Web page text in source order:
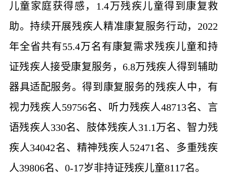
儿童家庭获得感，1.4万残疾儿童得到康复救
助。持续开展残疾人精准康复服务行动，2022
年全省共有55.4万名有康复需求残疾儿童和持
证残疾人接受康复服务，6.8万残疾人得到辅助
器具适配服务。得到康复服务的残疾人中，有
视力残疾人59756名、听力残疾人48713名、言
语残疾人330名、肢体残疾人31.1万名、智力残
疾人34042名、精神残疾人52471名、多重残疾
人39806名、0-17岁非持证残疾儿童8117名。